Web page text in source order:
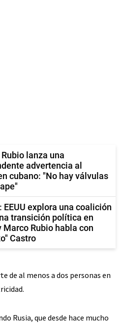
lanza una
advertencia al
cubano: "No hay válvulas
EEUU explora una coalición
transición política en
Marco Rubio habla con
Castro
de al menos a dos personas en
Rusia, que desde hace mucho